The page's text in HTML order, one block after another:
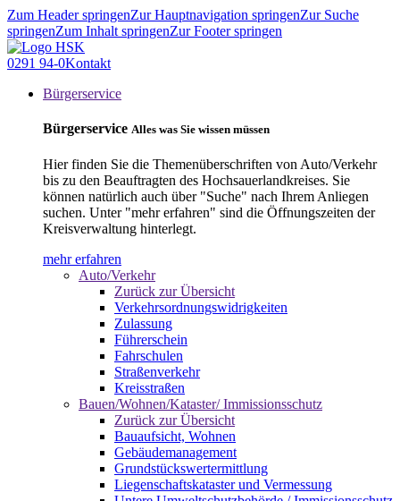
Zum Header springenZur Hauptnavigation springenZur Suche
springenZum Inhalt springenZur Footer springen
0291 94-0Kontakt
Bürgerservice
Bürgerservice Alles was Sie wissen müssen
Hier finden Sie die Themenüberschriften von Auto/Verkehr
bis zu den Beauftragten des Hochsauerlandkreises. Sie
können natürlich auch über "Suche" nach Ihrem Anliegen
suchen. Unter "mehr erfahren" sind die Öffnungszeiten der
Kreisverwaltung hinterlegt.
mehr erfahren
Auto/Verkehr
Zurück zur Übersicht
Verkehrsordnungswidrigkeiten
Zulassung
Führerschein
Fahrschulen
Straßenverkehr
Kreisstraßen
Bauen/Wohnen/Kataster/ Immissionsschutz
Zurück zur Übersicht
Bauaufsicht, Wohnen
Gebäudemanagement
Grundstückswertermittlung
Liegenschaftskataster und Vermessung